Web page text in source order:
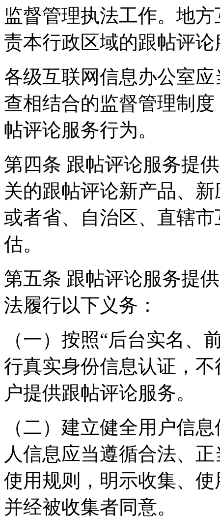
监督管理执法工作。地
责本行政区域的跟帖评
各级互联网信息办公室
查相结合的监督管理制
帖评论服务行为。
第四条 跟帖评论服务提
关的跟帖评论新产品、
或者省、自治区、直辖
估。
第五条 跟帖评论服务提
法履行以下义务：
（一）按照“后台实名、
行真实身份信息认证，
户提供跟帖评论服务。
（二）建立健全用户信
人信息应当遵循合法、
使用规则，明示收集、
并经被收集者同意。